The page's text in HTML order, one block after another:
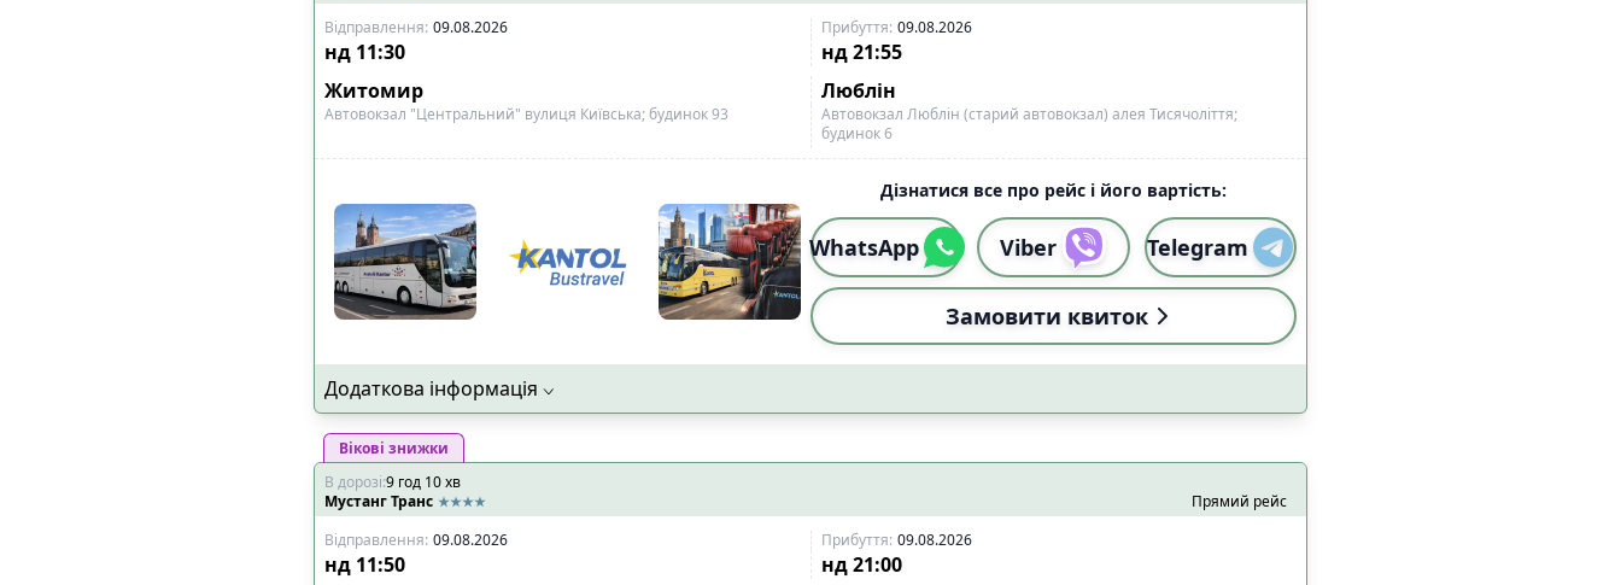
Відправлення: 09.08.2026 Прибуття: 09.08.2026
нд 11:30 нд 21:55
Житомир
Люблін
Автовокзал "Центральний" вулиця Київська; будинок 93
Автовокзал Люблін (старий автовокзал) алея Тисячоліття;
будинок 6
Дізнатися все про рейс і його вартість:
WhatsApp Viber Telegram
Замовити квиток
Додаткова інформація
Вікові знижки
В дорозі:9 год 10хв
Мустанг Транс
Прямий рейс
Відправлення: 09.08.2026 Прибуття: 09.08.2026
нд 11:50 нд 21:00